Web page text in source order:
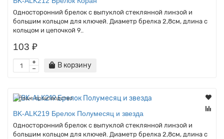
Односторонний брелок с выпуклой стеклянной линзой и
большим кольцом для ключей. Диаметр брелка 2,8см, длина с
кольцом и цепочкой 9..
103 ₽
В корзину
Наше производство
BK-ALK219 Брелок Полумесяц и звезда
Односторонний брелок с выпуклой стеклянной линзой и
большим кольцом для ключей. Диаметр брелка 2,8см, длина с